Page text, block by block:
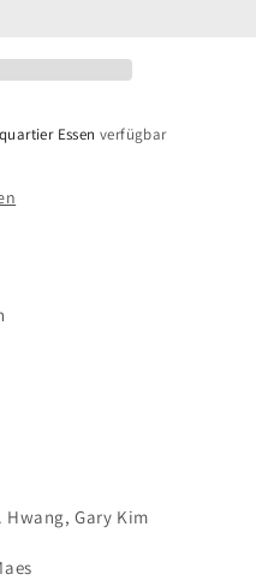
Essen verfügbar
Hwang, Gary Kim